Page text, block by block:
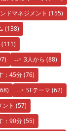
ドマネジメント (155)
(138)
(111)
3人から (88)
：45分(76)
SFテーマ (62)
ト (57)
：90分(55)